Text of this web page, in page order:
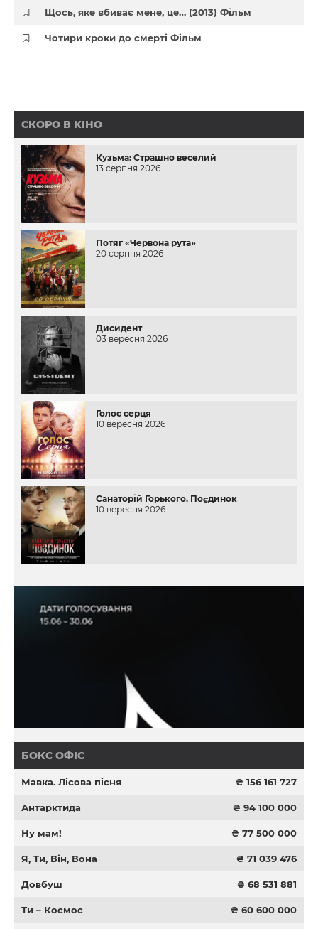
Щось, яке вбиває мене, це… (2013) Фільм
Чотири кроки до смерті Фільм
СКОРО В КІНО
Кузьма: Страшно веселий
13 серпня 2026
Потяг «Червона рута»
20 серпня 2026
Дисидент
03 вересня 2026
Голос серця
10 вересня 2026
Санаторій Горького. Поєдинок
10 вересня 2026
БОКС ОФІС
Мавка. Лісова пісня ₴ 156 161 727
Антарктида ₴ 94 100 000
Ну мам! ₴ 77 500 000
Я, Ти, Він, Вона ₴ 71 039 476
Довбуш ₴ 68 531 881
Ти – Космос ₴ 60 600 000